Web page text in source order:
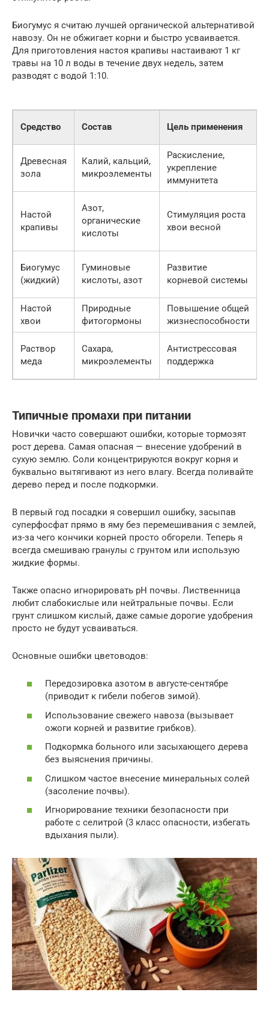
Биогумус я считаю лучшей органической альтернативой
навозу. Он не обжигает корни и быстро усваивается.
Для приготовления настоя крапивы настаивают 1 кг
травы на 10 л воды в течение двух недель, затем
разводят с водой 1:10.
Средство Состав Цель применения
Древесная
зола
Калий, кальций,
микроэлементы
Раскисление,
укрепление
иммунитета
Настой
крапивы
Азот,
органические
кислоты
Стимуляция роста
хвои весной
Биогумус
(жидкий)
Гуминовые
кислоты, азот
Развитие
корневой системы
Настой
хвои
Природные
фитогормоны
Повышение общей
жизнеспособности
Раствор
меда
Сахара,
микроэлементы
Антистрессовая
поддержка
Типичные промахи при питании
Новички часто совершают ошибки, которые тормозят
рост дерева. Самая опасная — внесение удобрений в
сухую землю. Соли концентрируются вокруг корня и
буквально вытягивают из него влагу. Всегда поливайте
дерево перед и после подкормки.
В первый год посадки я совершил ошибку, засыпав
суперфосфат прямо в яму без перемешивания с землей,
из-за чего кончики корней просто обгорели. Теперь я
всегда смешиваю гранулы с грунтом или использую
жидкие формы.
Также опасно игнорировать pH почвы. Лиственница
любит слабокислые или нейтральные почвы. Если
грунт слишком кислый, даже самые дорогие удобрения
просто не будут усваиваться.
Основные ошибки цветоводов:
Передозировка азотом в августе-сентябре
(приводит к гибели побегов зимой).
Использование свежего навоза (вызывает
ожоги корней и развитие грибков).
Подкормка больного или засыхающего дерева
без выяснения причины.
Слишком частое внесение минеральных солей
(засоление почвы).
Игнорирование техники безопасности при
работе с селитрой (3 класс опасности, избегать
вдыхания пыли).